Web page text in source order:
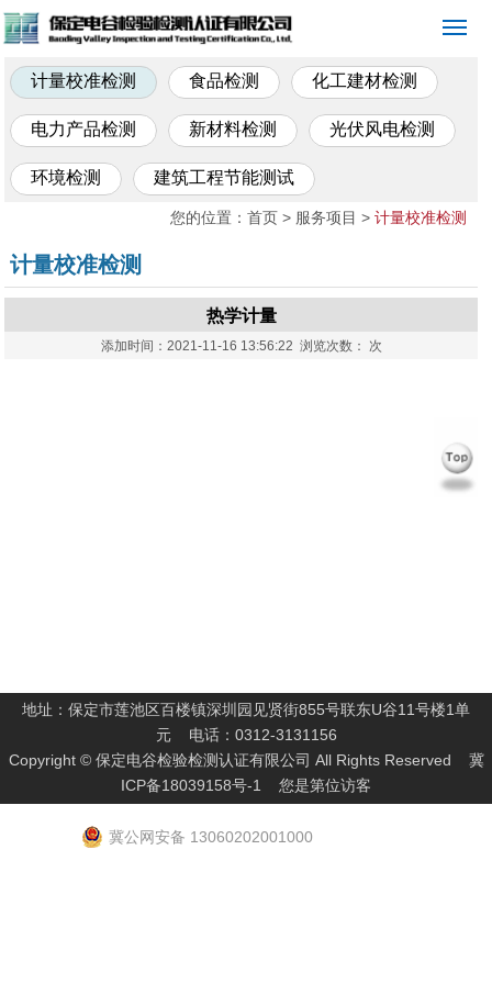
计量校准检测 食品检测 化工建材检测
电力产品检测 新材料检测 光伏风电检测
环境检测 建筑工程节能测试
您的位置： 首页> 服务项目 > 计量校准检测
计量校准检测
热学计量
添加时间：2021-11-16 13:56:22 浏览次数： 次
地址：保定市莲池区百楼镇深圳园见贤街855号联东U谷11号楼1单
元 电话：0312-3131156
Copyright © 保定电谷检验检测认证有限公司 All Rights Reserved 冀
ICP备18039158号-1 您是第位访客
冀公网安备 13060202001000